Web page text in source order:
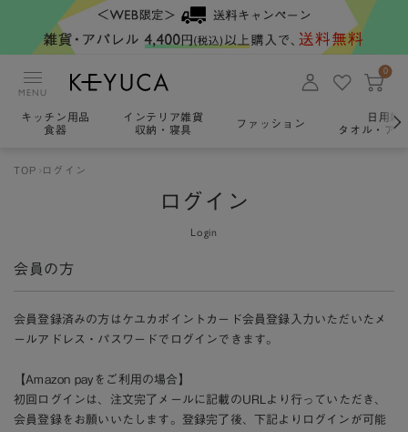
MENU
0
キッチン用品
食器
インテリア雑貨
収納・寝具
ファッション
日用雑
タオル・ア
TOP ログイン
ログイン
Login
会員の方
会員登録済みの方はケユカポイントカード会員登録入力いただいたメ
ールアドレス・パスワードでログインできます。
【Amazon payをご利用の場合】
初回ログインは、注文完了メールに記載のURLより行っていただき、
会員登録をお願いいたします。登録完了後、下記よりログインが可能